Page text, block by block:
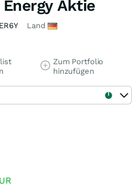
Aktie
Land
Zum Portfolio
hinzufügen